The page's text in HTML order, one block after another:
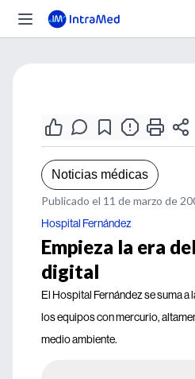
Noticias médicas
Publicado el 11 de marzo de
Hospital Fernández
Empieza la era
digital
El Hospital Fernández se suma a
los equipos con mercurio,
medio ambiente.